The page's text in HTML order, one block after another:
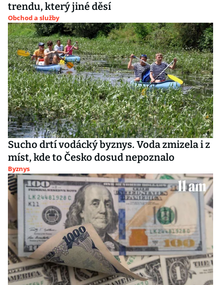
trendu, který jiné děsí
Obchod a služby
Sucho drtí vodácký byznys. Voda zmizela i z
míst, kde to Česko dosud nepoznalo
Byznys